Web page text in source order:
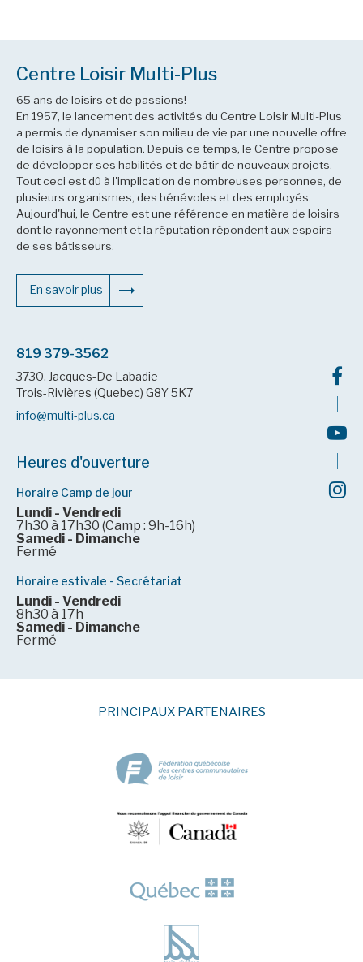
Centre Loisir Multi-Plus
65 ans de loisirs et de passions!
En 1957, le lancement des activités du Centre Loisir Multi-Plus
a permis de dynamiser son milieu de vie par une nouvelle offre
de loisirs à la population. Depuis ce temps, le Centre propose
de développer ses habilités et de bâtir de nouveaux projets.
Tout ceci est dû à l'implication de nombreuses personnes, de
plusieurs organismes, des bénévoles et des employés.
Aujourd'hui, le Centre est une référence en matière de loisirs
dont le rayonnement et la réputation répondent aux espoirs
de ses bâtisseurs.
En savoir plus
819 379-3562
3730, Jacques-De Labadie
Trois-Rivières (Quebec) G8Y 5K7
info@multi-plus.ca
Heures d'ouverture
Horaire Camp de jour
Lundi - Vendredi
7h30 à 17h30 (Camp : 9h-16h)
Samedi - Dimanche
Fermé
Horaire estivale - Secrétariat
Lundi - Vendredi
8h30 à 17h
Samedi - Dimanche
Fermé
PRINCIPAUX PARTENAIRES